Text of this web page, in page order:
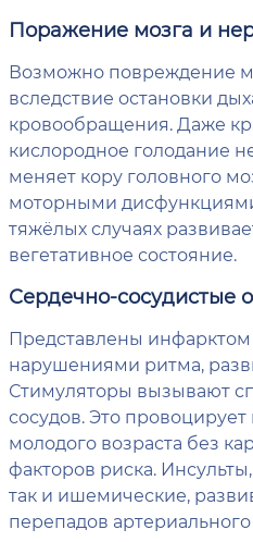
Поражение мозга и
Возможно повреждение
вследствие остановки
кровообращения. Даже
кислородное голодание
меняет кору головного
моторными
тяжёлых случаях
вегетативное состояние.
Сердечно-сосудистые
Представлены
нарушениями ритма,
Стимуляторы вызывают
сосудов. Это
молодого возраста без
факторов риска.
так и ишемические,
перепадов